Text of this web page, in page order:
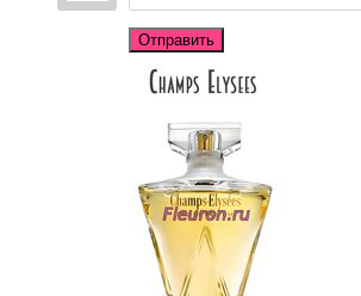
Отправить